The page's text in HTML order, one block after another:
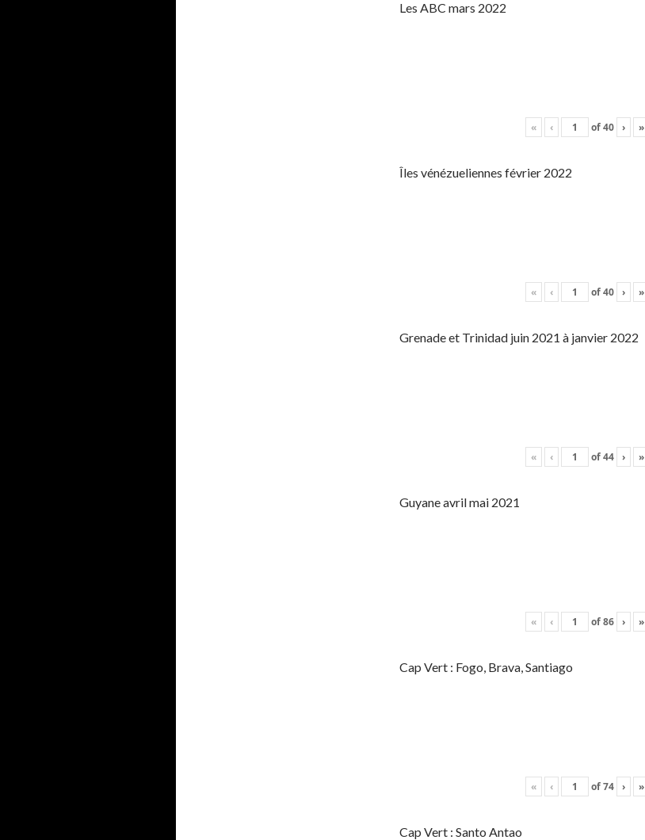
Les ABC mars 2022
« ‹ of40 › »
Îles vénézueliennes février 2022
« ‹ of40 › »
Grenade et Trinidad juin 2021 à janvier 2022
« ‹ of44 › »
Guyane avril mai 2021
« ‹ of86 › »
Cap Vert : Fogo, Brava, Santiago
« ‹ of74 › »
Cap Vert : Santo Antao